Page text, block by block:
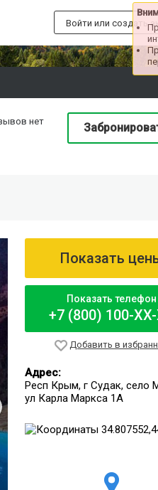
Войти или создать
нет
Показать
Показать телефон
+7 (800) 100-
Добавить в
Адрес:
Респ Крым, г Судак, село
ул Карла Маркса 1А